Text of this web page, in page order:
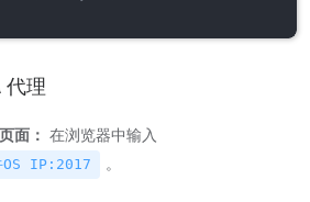
代理
面： 在浏览器中输入
IP:2017 。